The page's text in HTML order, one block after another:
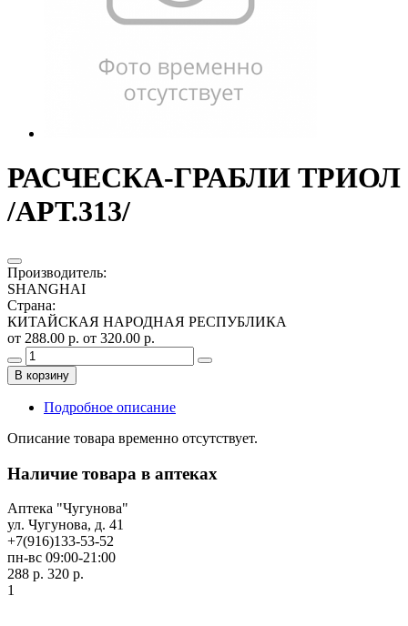
РАСЧЕСКА-ГРАБЛИ ТРИОЛ
/АРТ.313/
Производитель:
SHANGHAI
Страна:
КИТАЙСКАЯ НАРОДНАЯ РЕСПУБЛИКА
от 288.00 р. от 320.00 р.
В корзину
Подробное описание
Описание товара временно отсутствует.
Наличие товара в аптеках
Аптека "Чугунова"
ул. Чугунова, д. 41
+7(916)133-53-52
пн-вс 09:00-21:00
288 р. 320 р.
1